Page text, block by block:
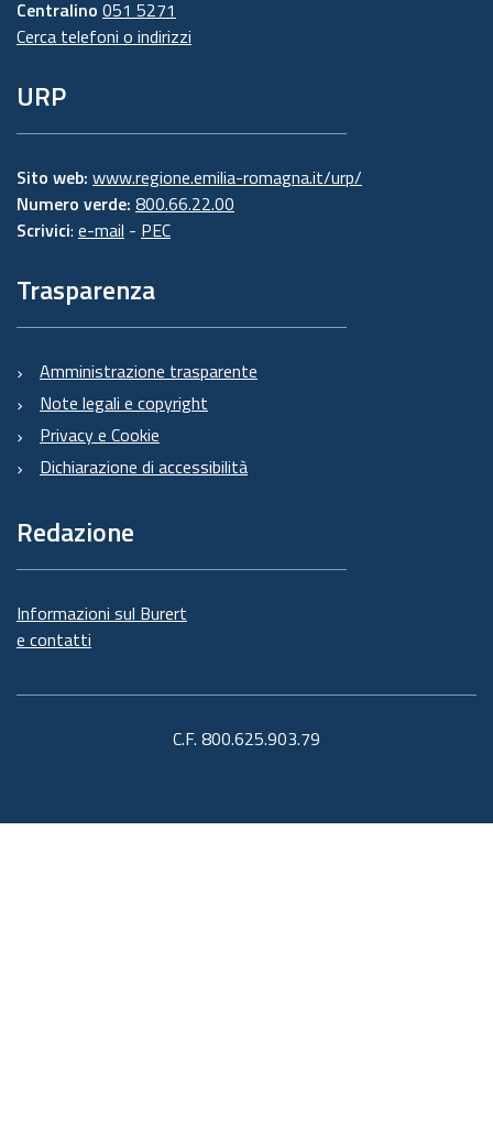
Centralino 051 5271
Cerca telefoni o indirizzi
URP
Sito web: www.regione.emilia-romagna.it/urp/
Numero verde: 800.66.22.00
Scrivici: e-mail - PEC
Trasparenza
Amministrazione trasparente
Note legali e copyright
Privacy e Cookie
Dichiarazione di accessibilità
Redazione
Informazioni sul Burert
e contatti
C.F. 800.625.903.79